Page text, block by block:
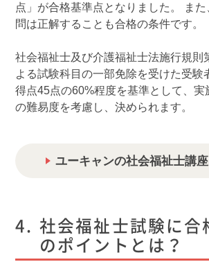
点」が合格基準点となりました。 ま
問は正解することも合格の条件です。
社会福祉士及び介護福祉士法施行規則
よる試験科目の一部免除を受けた受験
得点45点の60%程度を基準として、実
の難易度を考慮し、決められます。
ユーキャンの社会福祉士講
社会福祉士試験に合
のポイントとは？